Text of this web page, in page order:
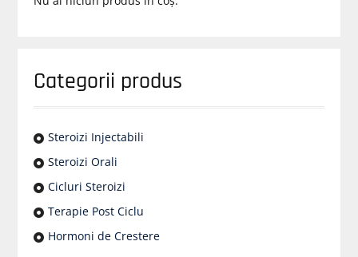
Categorii produs
Steroizi Injectabili
Steroizi Orali
Cicluri Steroizi
Terapie Post Ciclu
Hormoni de Crestere